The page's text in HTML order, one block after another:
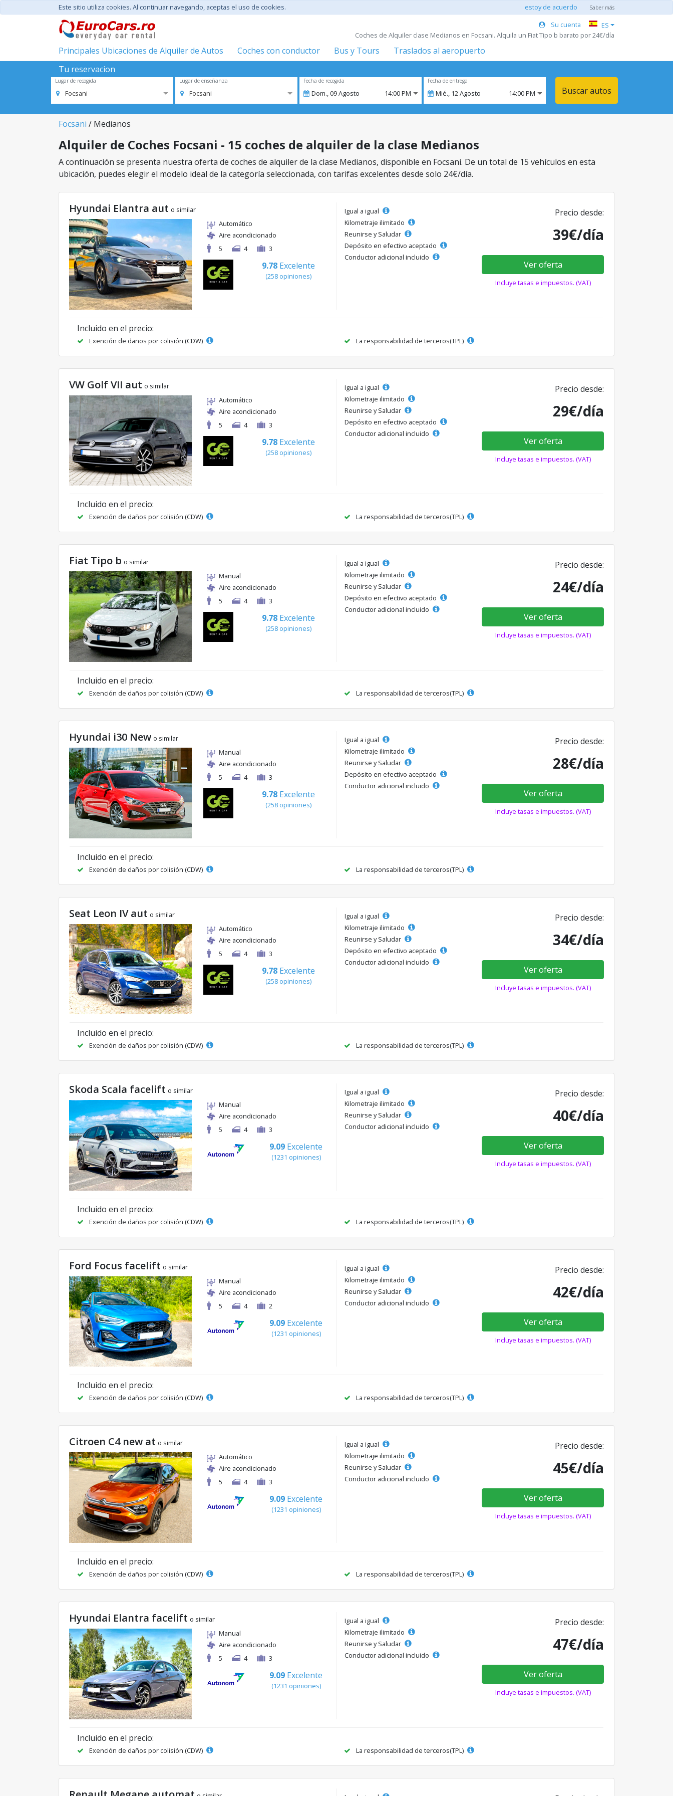
Este sitio utiliza cookies. Al continuar navegando, aceptas el uso de cookies. estoy de acuerdo Saber más
Su cuenta
ES
Coches de Alquiler clase Medianos en Focsani. Alquila un Fiat Tipo b barato por 24€/día
Principales Ubicaciones de Alquiler de Autos Coches con conductor Bus y Tours
Traslados al aeropuerto
Tu reservacion
Lugar de recogida
Focsani
Lugar de enseñanza
Focsani
Fecha de recogida
Dom.,09Agosto 14:00 PM
Fecha de entrega
Mié., 12Agosto 14:00 PM Buscar autos
Focsani / Medianos
Alquiler de Coches Focsani - 15 coches de alquiler de la clase Medianos
A continuación se presenta nuestra oferta de coches de alquiler de la clase Medianos, disponible en Focsani. De un total de 15 vehículos en esta
ubicación, puedes elegir el modelo ideal de la categoría seleccionada, con tarifas excelentes desde solo 24€/día.
Hyundai Elantra aut o similar
Automático
Aire acondicionado
5
4 3
9.78 Excelente
(258 opiniones)
Igual a igual
Kilometraje ilimitado
Reunirse y Saludar
Depósito en efectivo aceptado
Conductor adicional incluido
Precio desde:
39€/día
Ver oferta
Incluye tasas e impuestos. (VAT)
Incluido en el precio:
Exención de daños por colisión (CDW) La responsabilidad de terceros(TPL)
VW Golf VII aut o similar
Automático
Aire acondicionado
5
4 3
9.78 Excelente
(258 opiniones)
Igual a igual
Kilometraje ilimitado
Reunirse y Saludar
Depósito en efectivo aceptado
Conductor adicional incluido
Precio desde:
29€/día
Ver oferta
Incluye tasas e impuestos. (VAT)
Incluido en el precio:
Exención de daños por colisión (CDW) La responsabilidad de terceros(TPL)
Fiat Tipo b o similar
Manual
Aire acondicionado
5
4 3
9.78 Excelente
(258 opiniones)
Igual a igual
Kilometraje ilimitado
Reunirse y Saludar
Depósito en efectivo aceptado
Conductor adicional incluido
Precio desde:
24€/día
Ver oferta
Incluye tasas e impuestos. (VAT)
Incluido en el precio:
Exención de daños por colisión (CDW) La responsabilidad de terceros(TPL)
Hyundai i30 New o similar
Manual
Aire acondicionado
5
4 3
9.78 Excelente
(258 opiniones)
Igual a igual
Kilometraje ilimitado
Reunirse y Saludar
Depósito en efectivo aceptado
Conductor adicional incluido
Precio desde:
28€/día
Ver oferta
Incluye tasas e impuestos. (VAT)
Incluido en el precio:
Exención de daños por colisión (CDW) La responsabilidad de terceros(TPL)
Seat Leon IV aut o similar
Automático
Aire acondicionado
5
4 3
9.78 Excelente
(258 opiniones)
Igual a igual
Kilometraje ilimitado
Reunirse y Saludar
Depósito en efectivo aceptado
Conductor adicional incluido
Precio desde:
34€/día
Ver oferta
Incluye tasas e impuestos. (VAT)
Incluido en el precio:
Exención de daños por colisión (CDW) La responsabilidad de terceros(TPL)
Skoda Scala facelift o similar
Manual
Aire acondicionado
5
4 3
9.09 Excelente
(1231 opiniones)
Igual a igual
Kilometraje ilimitado
Reunirse y Saludar
Conductor adicional incluido
Precio desde:
40€/día
Ver oferta
Incluye tasas e impuestos. (VAT)
Incluido en el precio:
Exención de daños por colisión (CDW) La responsabilidad de terceros(TPL)
Ford Focus facelift o similar
Manual
Aire acondicionado
5
4 2
9.09 Excelente
(1231 opiniones)
Igual a igual
Kilometraje ilimitado
Reunirse y Saludar
Conductor adicional incluido
Precio desde:
42€/día
Ver oferta
Incluye tasas e impuestos. (VAT)
Incluido en el precio:
Exención de daños por colisión (CDW) La responsabilidad de terceros(TPL)
Citroen C4 new at o similar
Automático
Aire acondicionado
5
4 3
9.09 Excelente
(1231 opiniones)
Igual a igual
Kilometraje ilimitado
Reunirse y Saludar
Conductor adicional incluido
Precio desde:
45€/día
Ver oferta
Incluye tasas e impuestos. (VAT)
Incluido en el precio:
Exención de daños por colisión (CDW) La responsabilidad de terceros(TPL)
Hyundai Elantra facelift o similar
Manual
Aire acondicionado
5
4 3
9.09 Excelente
(1231 opiniones)
Igual a igual
Kilometraje ilimitado
Reunirse y Saludar
Conductor adicional incluido
Precio desde:
47€/día
Ver oferta
Incluye tasas e impuestos. (VAT)
Incluido en el precio:
Exención de daños por colisión (CDW) La responsabilidad de terceros(TPL)